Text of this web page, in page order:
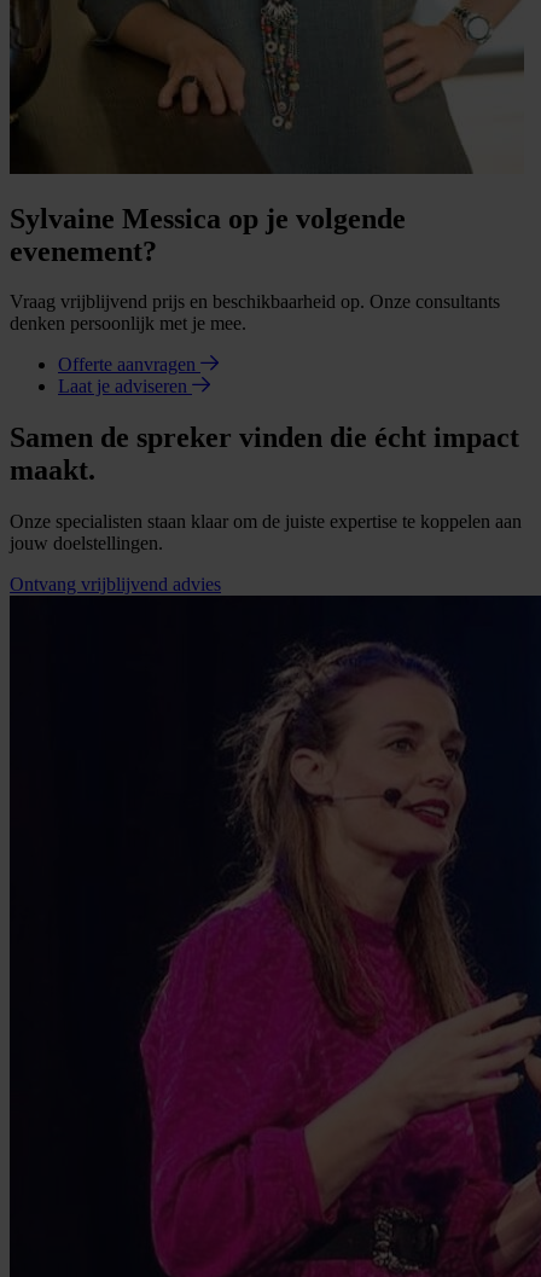
Sylvaine Messica op je volgende
evenement?
Vraag vrijblijvend prijs en beschikbaarheid op. Onze consultants
denken persoonlijk met je mee.
Offerte aanvragen
Laat je adviseren
Samen de spreker vinden die écht impact
maakt.
Onze specialisten staan klaar om de juiste expertise te koppelen aan
jouw doelstellingen.
Ontvang vrijblijvend advies